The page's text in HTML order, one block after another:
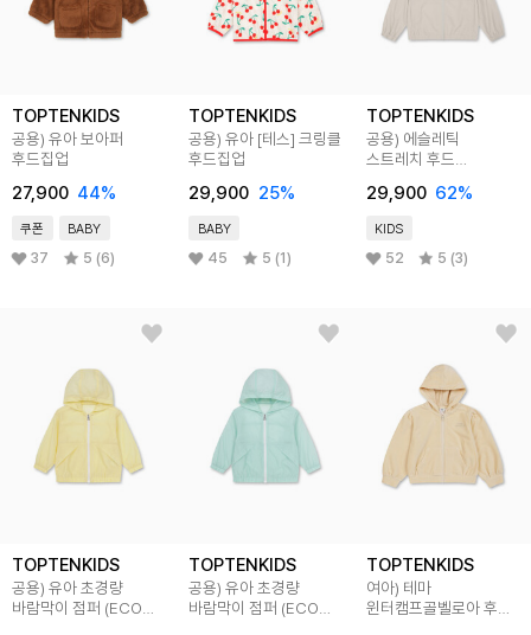
TOPTENKIDS
공용) 유아 보아퍼
후드집업
27,900 44%
쿠폰 BABY
37 5 (6)
TOPTENKIDS
공용) 유아 [테스] 크링클
후드집업
29,900 25%
BABY
45 5 (1)
TOPTENKIDS
공용) 에슬레틱
스트레치 후드
29,900 62%
KIDS
52 5 (3)
TOPTENKIDS
공용) 유아 초경량
바람막이 점퍼 (ECO
TOPTENKIDS
공용) 유아 초경량
바람막이 점퍼 (ECO
TOPTENKIDS
여아) 테마
윈터캠프골벨로아 후드